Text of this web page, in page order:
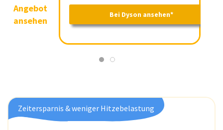
ansehen
Bei Dyson ansehen*
Bei Dyson ansehen*
Angebot
ansehen
Zeitersparnis & weniger Hitzebelastung